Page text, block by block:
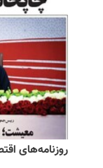
روزنامه‌های اقتصادی